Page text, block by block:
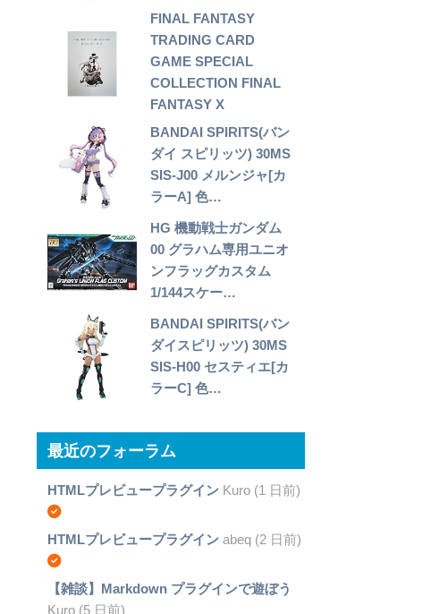
FINAL FANTASY
TRADING CARD
GAME SPECIAL
COLLECTION FINAL
FANTASY X
BANDAI SPIRITS(バン
ダイ スピリッツ) 30MS
SIS-J00 メルンジャ[カ
ラーA] 色…
HG 機動戦士ガンダム
00 グラハム専用ユニオ
ンフラッグカスタム
1/144スケー…
BANDAI SPIRITS(バン
ダイスピリッツ) 30MS
SIS-H00 セスティエ[カ
ラーC] 色…
最近のフォーラム
HTMLプレビュープラグインKuro (1 日前)
HTMLプレビュープラグインabeq (2 日前)
【雑談】Markdown プラグインで遊ぼう
Kuro (5 日前)